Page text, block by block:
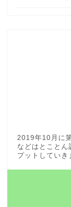
2019年10月に
などはとことん
プットしてい